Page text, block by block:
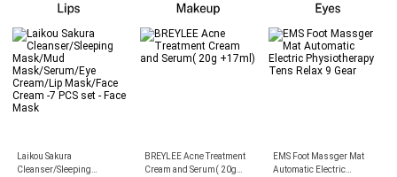
Laikou Sakura
Cleanser/Sleeping
BREYLEE Acne Treatment
Cream and Serum( 20g
EMS Foot Massger Mat
Automatic Electric